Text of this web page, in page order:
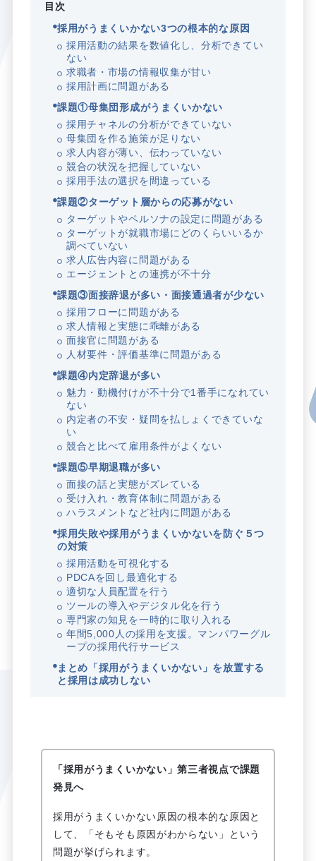
目次
採用がうまくいかない3つの根本的な原因
採用活動の結果を数値化し、分析できてい
ない
求職者・市場の情報収集が甘い
採用計画に問題がある
課題①母集団形成がうまくいかない
採用チャネルの分析ができていない
母集団を作る施策が足りない
求人内容が薄い、伝わっていない
競合の状況を把握していない
採用手法の選択を間違っている
課題②ターゲット層からの応募がない
ターゲットやペルソナの設定に問題がある
ターゲットが就職市場にどのくらいいるか
調べていない
求人広告内容に問題がある
エージェントとの連携が不十分
課題③面接辞退が多い・面接通過者が少ない
採用フローに問題がある
求人情報と実態に乖離がある
面接官に問題がある
人材要件・評価基準に問題がある
課題④内定辞退が多い
魅力・動機付けが不十分で1番手になれてい
ない
内定者の不安・疑問を払しょくできていな
い
競合と比べて雇用条件がよくない
課題⑤早期退職が多い
面接の話と実態がズレている
受け入れ・教育体制に問題がある
ハラスメントなど社内に問題がある
採用失敗や採用がうまくいかないを防ぐ５つ
の対策
採用活動を可視化する
PDCAを回し最適化する
適切な人員配置を行う
ツールの導入やデジタル化を行う
専門家の知見を一時的に取り入れる
年間5,000人の採用を支援。マンパワーグル
ープの採用代行サービス
まとめ「採用がうまくいかない」を放置する
と採用は成功しない
「採用がうまくいかない」第三者視点で課題
発見へ
採用がうまくいかない原因の根本的な原因と
して、「そもそも原因がわからない」という
問題が挙げられます。